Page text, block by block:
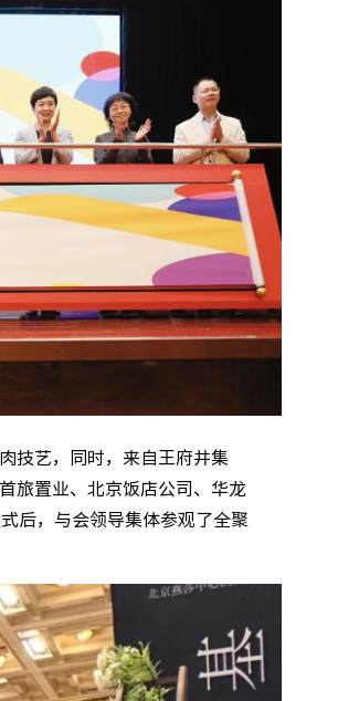
技艺，同时，来自王府井集
旅置业、北京饭店公司、华龙
后，与会领导集体参观了全聚